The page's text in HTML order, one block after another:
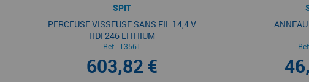
SPIT
PERCEUSE VISSEUSE SANS FIL 14,4 V
HDI 246 LITHIUM
Ref : 13561
603,82 €